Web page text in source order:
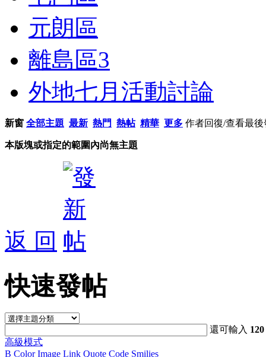
元朗區
離島區3
外地七月活動討論
新窗 全部主題 最新 熱門 熱帖 精華 更多 作者回復/查看最後
本版塊或指定的範圍內尚無主題
返 回
快速發帖
還可輸入 120
高級模式
B Color Image Link Quote Code Smilies